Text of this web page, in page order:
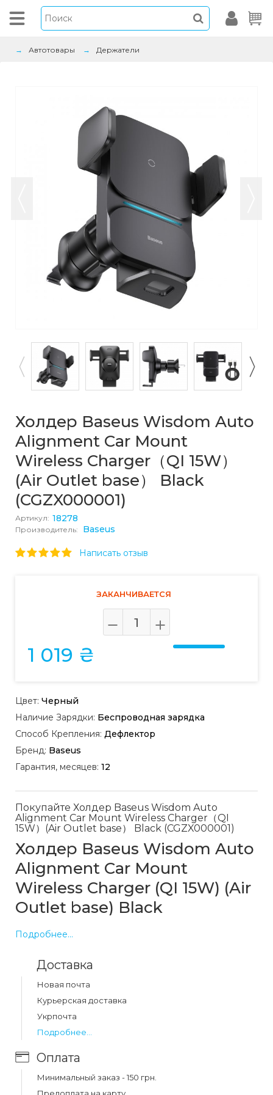
Автотовары Держатели
Холдер Baseus Wisdom Auto
Alignment Car Mount
Wireless Charger（QI 15W）
(Air Outlet base） Black
(CGZX000001)
Артикул: 18278
Производитель: Baseus
Написать отзыв
ЗАКАНЧИВАЕТСЯ
1 019 ₴
Цвет: Черный
Наличие Зарядки: Беспроводная зарядка
Способ Крепления: Дефлектор
Бренд: Baseus
Гарантия, месяцев: 12
Покупайте Холдер Baseus Wisdom Auto
Alignment Car Mount Wireless Charger（QI
15W）(Air Outlet base） Black (CGZX000001)
Холдер Baseus Wisdom Auto
Alignment Car Mount
Wireless Charger (QI 15W) (Air
Outlet base) Black
Wireless Charger - это автомобильный держатель,
время вождения. Он оснащен функцией
беспроводной зарядки с мощностью 15 Вт, которая
Держатель имеет автоматическое выравнивание, что
обеспечивает удобное и быстрое размещение
телефона.
Преимущества товара:
Быстрая беспроводная зарядка с мощностью 15
Подробнее...
Доставка
Новая почта
Курьерская доставка
Укрпочта
Подробнее...
Оплата
Минимальный заказ - 150 грн.